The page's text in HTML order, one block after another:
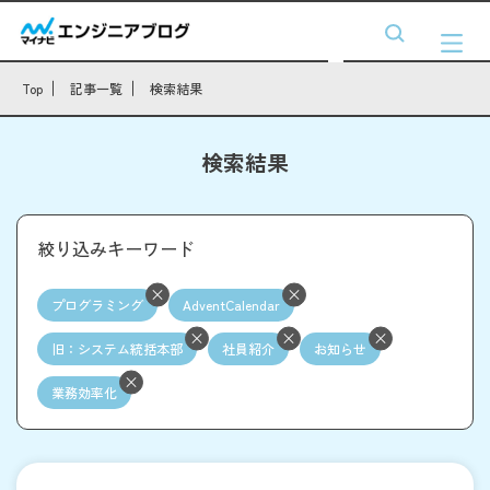
Top 記事一覧 検索結果
検索結果
絞り込みキーワード
プログラミング AdventCalendar
旧：システム統括本部 社員紹介 お知らせ
業務効率化